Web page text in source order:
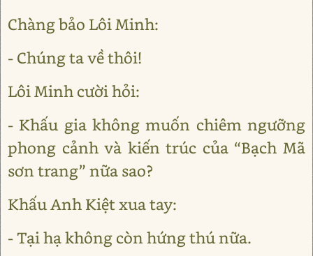
Chàng bảo Lôi Minh:
- Chúng ta về thôi!
Lôi Minh cười hỏi:
- Khấu gia không muốn chiêm ngưỡng
phong cảnh và kiến trúc của “Bạch Mã
sơn trang” nữa sao?
Khấu Anh Kiệt xua tay:
- Tại hạ không còn hứng thú nữa.